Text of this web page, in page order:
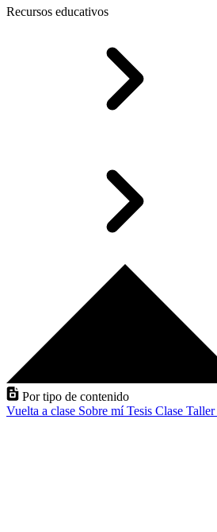
Recursos educativos
Por tipo de contenido
Vuelta a clase Sobre míTesis Clase Taller